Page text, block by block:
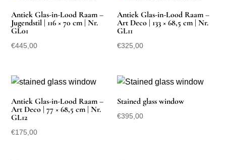
Antiek Glas-in-Lood Raam –
Jugendstil | 116 × 70 cm | Nr.
GL01
€445,00
Antiek Glas-in-Lood Raam –
Art Deco | 133 × 68,5 cm | Nr.
GL11
€325,00
Antiek Glas-in-Lood Raam –
Art Deco | 77 × 68,5 cm | Nr.
GL12
€175,00
Stained glass window
€395,00